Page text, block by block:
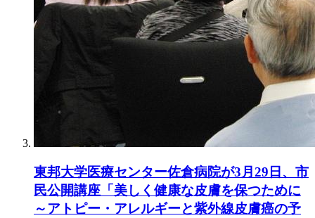
東邦大学医療センター佐倉病院が3月29日、市
民公開講座「美しく健康な皮膚を保つために
～アトピー・アレルギーと紫外線皮膚癌の予